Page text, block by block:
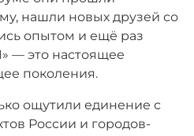
нашли новых друзей со
опытом и ещё раз
— это настоящее
поколения.
ощутили единение с
России и городов-